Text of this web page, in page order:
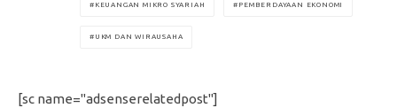
KEUANGAN MIKRO SYARIAH PEMBERDAYAAN EKONOMI
UKM DAN WIRAUSAHA
[sc name="adsenserelatedpost"]